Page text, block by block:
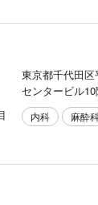
東京都千代田
センタービル
内科 麻酔